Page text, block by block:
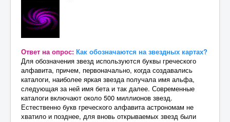
Ответ на опрос: Как обозначаются на звездных картах?
Для обозначения звезд используются буквы греческого
алфавита, причем, первоначально, когда создавались
каталоги, наиболее яркая звезда получала имя альфа,
следующая за ней имя бета и так далее. Современные
каталоги включают около 500 миллионов звезд.
Естественно букв греческого алфавита астрономам не
хватило и позднее, для вновь открываемых звезд были